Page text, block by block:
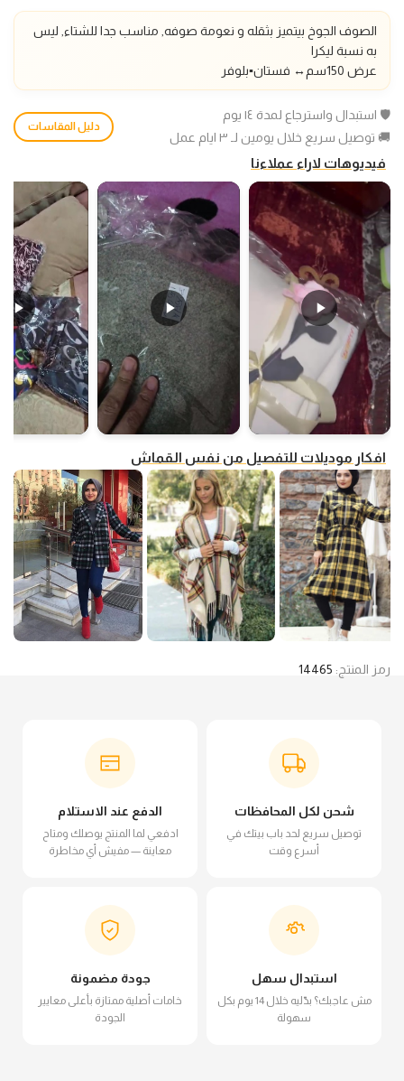
الصوف الجوخ بيتميز بثقله و نعومة صوفه, مناسب جدا للشتاء, ليس
به نسبة ليكرا
عرض 150سم
↔️ فستان▪️بلوفر
🛡️ استبدال واسترجاع لمدة ١٤ يوم
🚚 توصيل سريع خلال يومين لـ ٣ ايام عمل
دليل المقاسات
فيديوهات لاراء عملاءنا
افكار موديلات للتفصيل من نفس القماش
رمز المنتج: 14465
شحن لكل المحافظات
توصيل سريع لحد باب بيتك في
أسرع وقت
الدفع عند الاستلام
ادفعي لما المنتج يوصلك ومتاح
معاينة — مفيش أي مخاطرة
استبدال سهل
مش عاجبك؟ بدّليه خلال 14 يوم بكل
سهولة
جودة مضمونة
خامات أصلية ممتازة بأعلى معايير
الجودة